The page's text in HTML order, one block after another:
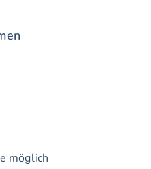
möglich